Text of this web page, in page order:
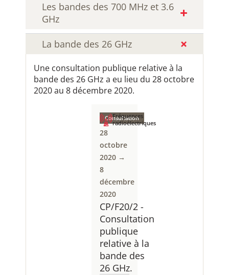
Les bandes des ​700 MHz et 3.6
GHz
La bande des 26 GHz
Une consultation publique relative à la
bande des 26​ GHz a eu lieu du 28 octobre
2020 au 8 décembre 2020.
CP/F20/2 -
Consultation
publique
relative à la
bande des
26 GHz.
Consultation
Fréquences
radioélectriques
28
octobre
2020 →
8
décembre
2020